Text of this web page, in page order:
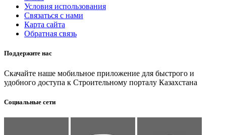
Условия использования
Связаться с нами
Карта сайта
Обратная связь
Поддержите нас
Скачайте наше мобильное приложение для быстрого и
удобного доступа к Строительному порталу Казахстана
Социальные сети